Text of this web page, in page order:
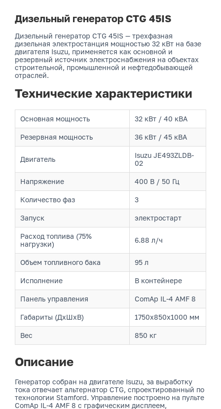
Дизельный генератор CTG 45IS
Дизельный генератор CTG 45IS — трехфазная
дизельная электростанция мощностью 32 кВт на базе
двигателя Isuzu, применяется как основной и
резервный источник электроснабжения на объектах
строительной, промышленной и нефтедобывающей
отраслей.
Технические характеристики
Основная мощность 32 кВт / 40 кВА
Резервная мощность 36 кВт / 45 кВА
Двигатель
Isuzu JE493ZLDB-
02
Напряжение 400 В / 50 Гц
Количество фаз 3
Запуск электростарт
Расход топлива (75%
нагрузки)
6.88 л/ч
Объем топливного бака 95 л
Исполнение В контейнере
Панель управления ComAp IL-4 AMF 8
Габариты (ДхШхВ) 1750x850x1000 мм
Вес 850 кг
Описание
Генератор собран на двигателе Isuzu, за выработку
тока отвечает альтернатор CTG, спроектированный по
технологии Stamford. Управление построено на пульте
ComAp IL-4 AMF 8 с графическим дисплеем,